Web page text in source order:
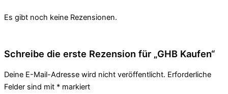
Es gibt noch keine Rezensionen.
Schreibe die erste Rezension für „GHB Kaufen“
Deine E-Mail-Adresse wird nicht veröffentlicht. Erforderliche
Felder sind mit * markiert